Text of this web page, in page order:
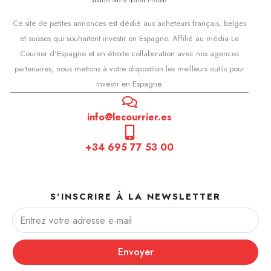
Ce site de petites annonces est dédié aux acheteurs français, belges
et suisses qui souhaitent investir en Espagne. Affilié au média Le
Courrier d'Espagne et en étroite collaboration avec nos agences
partenaires, nous mettons à votre disposition les meilleurs outils pour
investir en Espagne.
info@lecourrier.es
+34 695 77 53 00
S'INSCRIRE À LA NEWSLETTER
Envoyer